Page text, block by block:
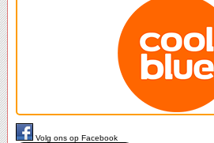
Volg ons op Facebook